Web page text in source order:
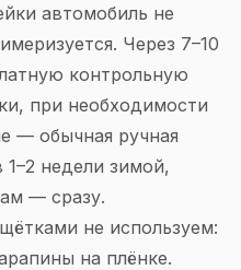
автомобиль не
Через 7–10
контрольную
при необходимости
— обычная ручная
недели зимой,
— сразу.
не используем:
на плёнке.